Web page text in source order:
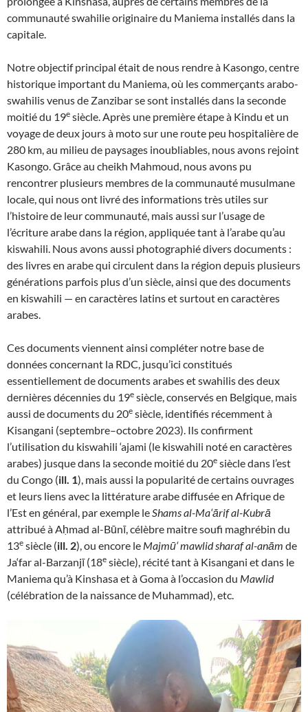
communauté swahilie originaire du Maniema installés dans la
capitale.
Notre objectif principal était de nous rendre à Kasongo, centre
historique important du Maniema, où les commerçants arabo-
swahilis venus de Zanzibar se sont installés dans la seconde
moitié du 19e siècle. Après une première étape à Kindu et un
voyage de deux jours à moto sur une route peu hospitalière de
280 km, au milieu de paysages inoubliables, nous avons rejoint
Kasongo. Grâce au cheikh Mahmoud, nous avons pu
rencontrer plusieurs membres de la communauté musulmane
locale, qui nous ont livré des informations très utiles sur
l’histoire de leur communauté, mais aussi sur l’usage de
l’écriture arabe dans la région, appliquée tant à l’arabe qu’au
kiswahili. Nous avons aussi photographié divers documents :
des livres en arabe qui circulent dans la région depuis plusieurs
générations parfois plus d’un siècle, ainsi que des documents
en kiswahili — en caractères latins et surtout en caractères
arabes.
Ces documents viennent ainsi compléter notre base de
données concernant la RDC, jusqu’ici constitués
essentiellement de documents arabes et swahilis des deux
dernières décennies du 19e siècle, conservés en Belgique, mais
aussi de documents du 20e siècle, identifiés récemment à
Kisangani (septembre–octobre 2023). Ils confirment
l’utilisation du kiswahili ‘ajami (le kiswahili noté en caractères
arabes) jusque dans la seconde moitié du 20e siècle dans l’est
du Congo (ill. 1), mais aussi la popularité de certains ouvrages
et leurs liens avec la littérature arabe diffusée en Afrique de
l’Est en général, par exemple leShams al-Ma‘ārif al-Kubrā
attribué à Aḥmad al-Būnī, célèbre maitre soufi maghrébin du
13e siècle (ill. 2), ou encore le Majmū‘ mawlid sharaf al-anām de
Ja‘far al-Barzanjī (18e siècle), récité tant à Kisangani et dans le
Maniema qu’à Kinshasa et à Goma à l’occasion du Mawlid
(célébration de la naissance de Muhammad), etc.